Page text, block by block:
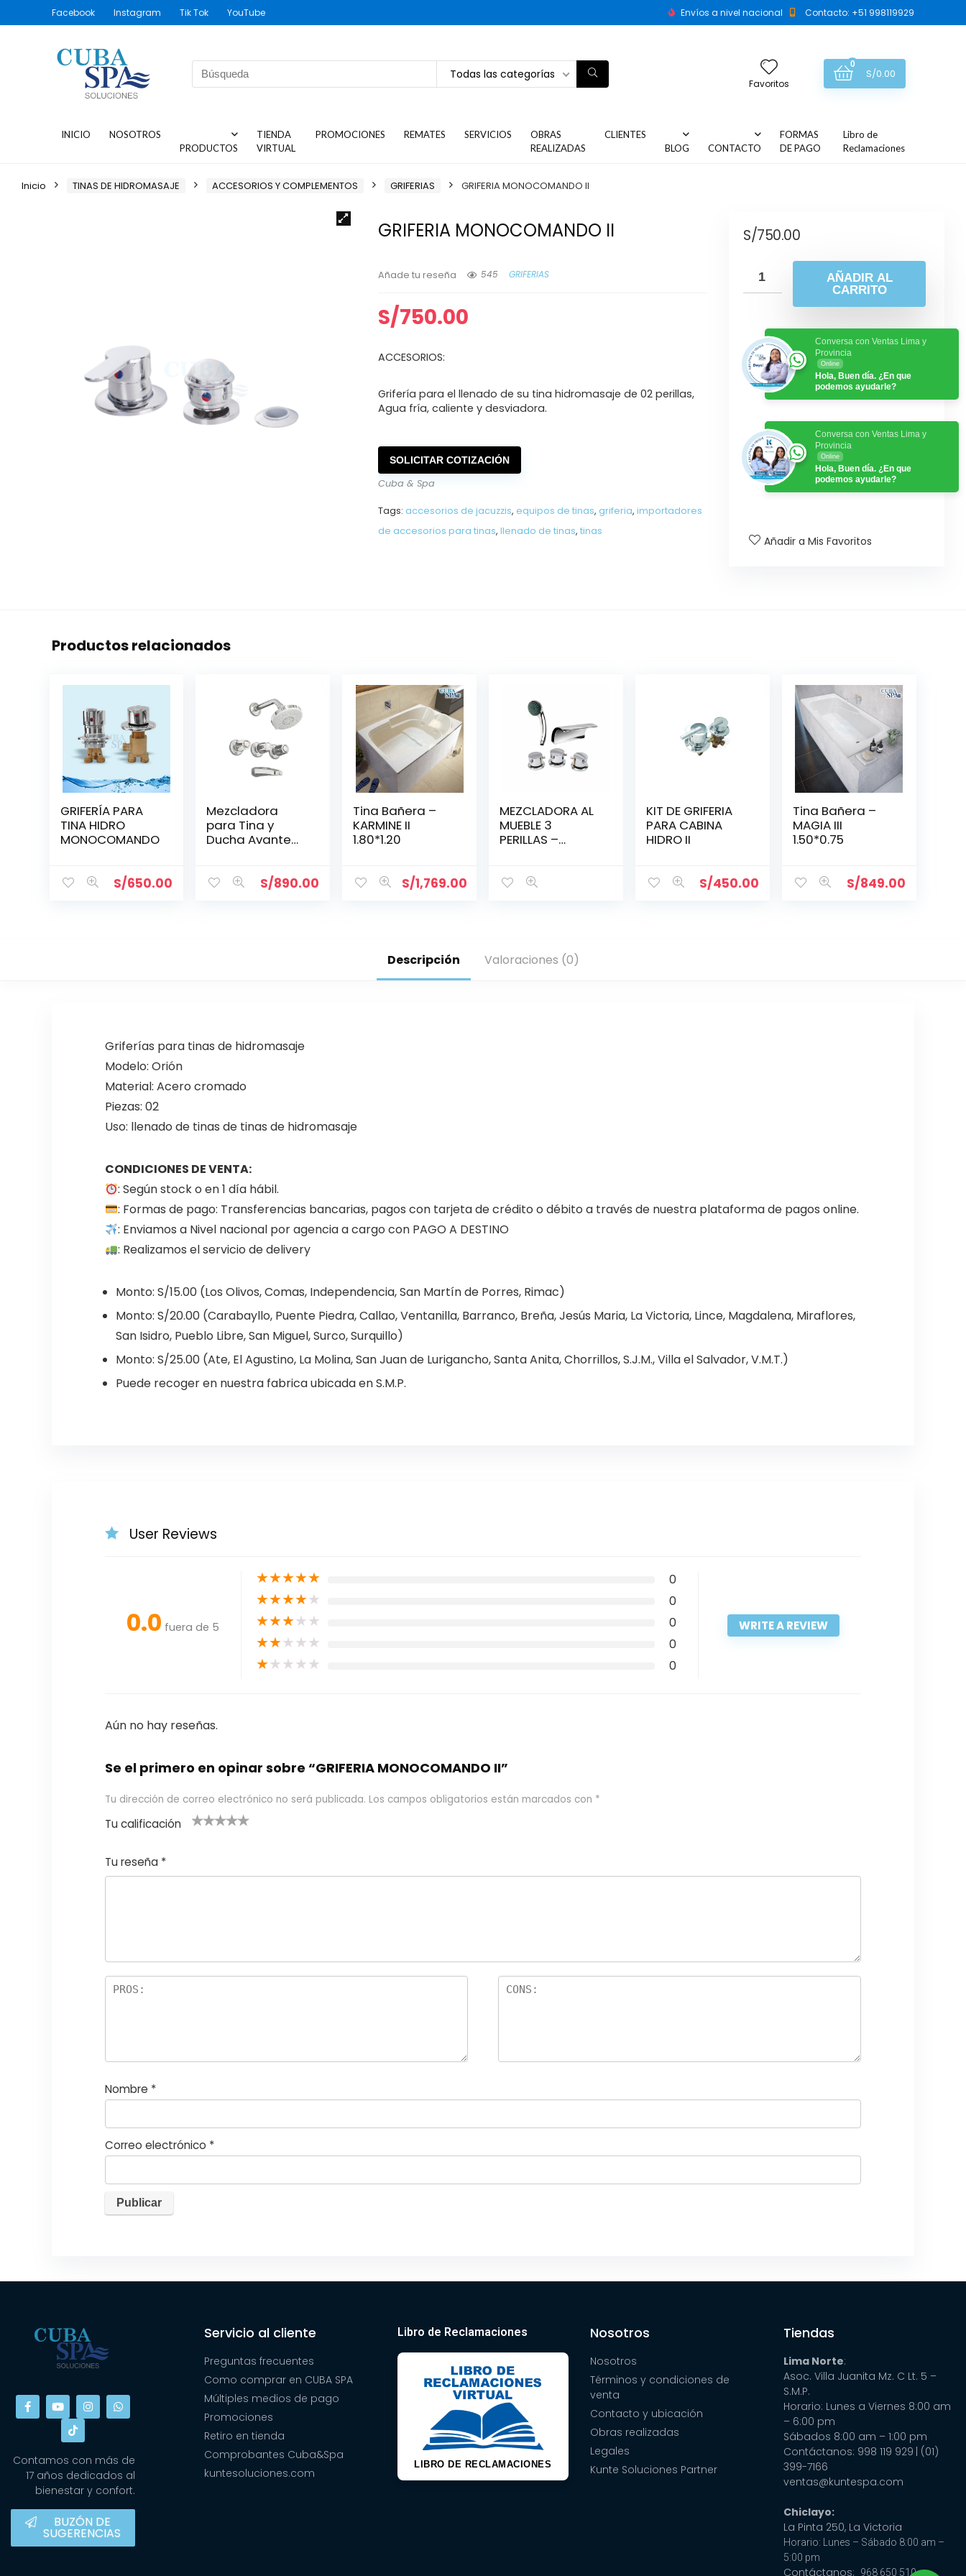
Facebook Instagram Tik Tok YouTube Envíos a nivel nacional Contacto: +51 998119929
Todas las categorías
Favoritos
0
S/0.00
INICIO
NOSOTROS
PRODUCTOS
TIENDA
VIRTUAL
PROMOCIONES REMATES SERVICIOS
OBRAS
REALIZADAS
CLIENTES
BLOG
CONTACTO
FORMAS
DE PAGO
Libro de
Reclamaciones
Inicio TINAS DE HIDROMASAJE ACCESORIOS Y COMPLEMENTOS GRIFERIAS GRIFERIA MONOCOMANDO II
GRIFERIA MONOCOMANDO II
Añade tu reseña 545 GRIFERIAS
S/750.00
ACCESORIOS:
Grifería para el llenado de su tina hidromasaje de 02 perillas,
Agua fría, caliente y desviadora.
SOLICITAR COTIZACIÓN
Cuba & Spa
Tags: accesorios de jacuzzis, equipos de tinas, griferia,importadores
de accesorios para tinas,llenado de tinas,tinas
S/750.00
AÑADIR AL
CARRITO
Conversa con Ventas Lima y
Provincia
Online
Hola, Buen día. ¿En que
podemos ayudarle?
Conversa con Ventas Lima y
Provincia
Online
Hola, Buen día. ¿En que
podemos ayudarle?
Añadir a Mis Favoritos
Productos relacionados
GRIFERÍA PARA
TINA HIDRO
MONOCOMANDO
S/650.00
Mezcladora
para Tina y
Ducha Avante
S/890.00
Tina Bañera –
KARMINE II
1.80*1.20
S/1,769.00
MEZCLADORA AL
MUEBLE 3
PERILLAS –
GEMINIS
KIT DE GRIFERIA
PARA CABINA
HIDRO II
S/450.00
Tina Bañera –
MAGIA III
1.50*0.75
S/849.00
Descripción Valoraciones (0)
Griferías para tinas de hidromasaje
Modelo: Orión
Material: Acero cromado
Piezas: 02
Uso: llenado de tinas de tinas de hidromasaje
CONDICIONES DE VENTA:
: Según stock o en 1 día hábil.
: Formas de pago: Transferencias bancarias, pagos con tarjeta de crédito o débito a través de nuestra plataforma de pagos online.
: Enviamos a Nivel nacional por agencia a cargo con PAGO A DESTINO
: Realizamos el servicio de delivery
Monto: S/15.00 (Los Olivos, Comas, Independencia, San Martín de Porres, Rimac)
Monto: S/20.00 (Carabayllo, Puente Piedra, Callao, Ventanilla, Barranco, Breña, Jesús Maria, La Victoria, Lince, Magdalena, Miraflores,
San Isidro, Pueblo Libre, San Miguel, Surco, Surquillo)
Monto: S/25.00 (Ate, El Agustino, La Molina, San Juan de Lurigancho, Santa Anita, Chorrillos, S.J.M., Villa el Salvador, V.M.T.)
Puede recoger en nuestra fabrica ubicada en S.M.P.
User Reviews
0.0 fuera de 5
★★★★★ 0
★★★★★ 0
★★★★★ 0
★★★★★ 0
★★★★★ 0
WRITE A REVIEW
Aún no hay reseñas.
Se el primero en opinar sobre “GRIFERIA MONOCOMANDO II”
Tu dirección de correo electrónico no será publicada. Los campos obligatorios están marcados con *
Tu calificación
e
el
5
las
s
Tu reseña *
Nombre *
Correo electrónico *
Contamos con más de
17 años dedicados al
bienestar y confort.
BUZÓN DE
SUGERENCIAS
Servicio al cliente
Preguntas frecuentes
Como comprar en CUBA SPA
Múltiples medios de pago
Promociones
Retiro en tienda
Comprobantes Cuba&Spa
kuntesoluciones.com
Libro de Reclamaciones
LIBRO DE RECLAMACIONES
Nosotros
Nosotros
Términos y condiciones de
venta
Contacto y ubicación
Obras realizadas
Legales
Kunte Soluciones Partner
Tiendas
Lima Norte:
Asoc. Villa Juanita Mz. C Lt. 5 –
S.M.P.
Horario: Lunes a Viernes 8:00 am
– 6:00 pm
Sábados 8:00 am – 1:00 pm
Contáctanos: 998 119 929 | (01)
399-7166
ventas@kuntespa.com
Chiclayo:
La Pinta 250, La Victoria
Horario: Lunes – Sábado 8:00 am –
5:00 pm
Contáctanos: 968 650 510